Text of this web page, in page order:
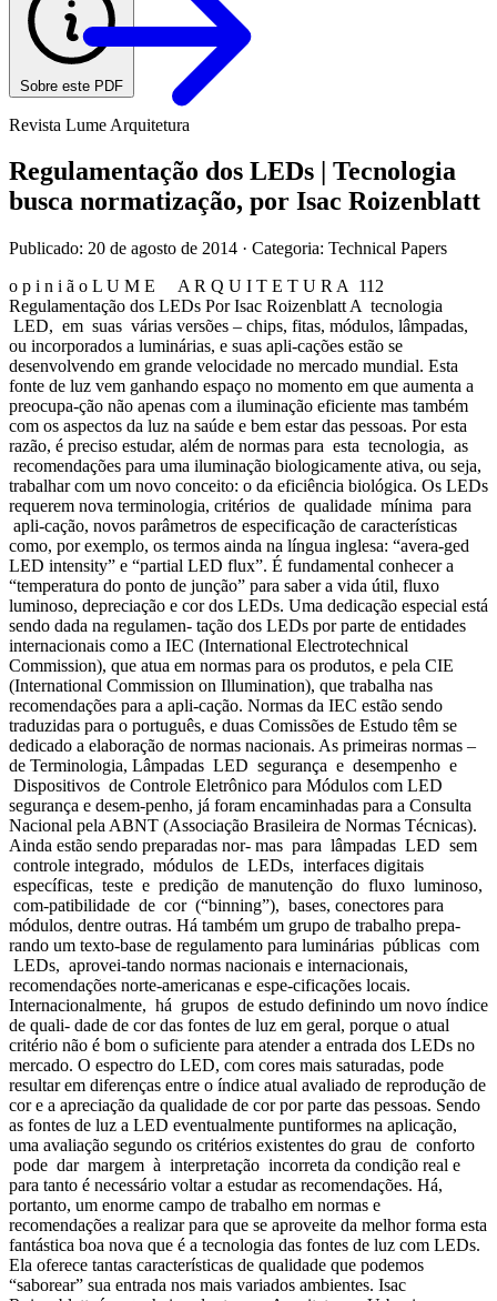
Sobre este PDF
Revista Lume Arquitetura
Regulamentação dos LEDs | Tecnologia
busca normatização, por Isac Roizenblatt
Publicado: 20 de agosto de 2014 · Categoria: Technical Papers
o p i n i ã o L U M E A R Q U I T E T U R A 112
Regulamentação dos LEDs Por Isac Roizenblatt A tecnologia
LED, em suas várias versões – chips, fitas, módulos, lâmpadas,
ou incorporados a luminárias, e suas apli-cações estão se
desenvolvendo em grande velocidade no mercado mundial. Esta
fonte de luz vem ganhando espaço no momento em que aumenta a
preocupa-ção não apenas com a iluminação eficiente mas também
com os aspectos da luz na saúde e bem estar das pessoas. Por esta
razão, é preciso estudar, além de normas para esta tecnologia, as
recomendações para uma iluminação biologicamente ativa, ou seja,
trabalhar com um novo conceito: o da eficiência biológica. Os LEDs
requerem nova terminologia, critérios de qualidade mínima para
apli-cação, novos parâmetros de especificação de características
como, por exemplo, os termos ainda na língua inglesa: “avera-ged
LED intensity” e “partial LED flux”. É fundamental conhecer a
“temperatura do ponto de junção” para saber a vida útil, fluxo
luminoso, depreciação e cor dos LEDs. Uma dedicação especial está
sendo dada na regulamen- tação dos LEDs por parte de entidades
internacionais como a IEC (International Electrotechnical
Commission), que atua em normas para os produtos, e pela CIE
(International Commission on Illumination), que trabalha nas
recomendações para a apli-cação. Normas da IEC estão sendo
traduzidas para o português, e duas Comissões de Estudo têm se
dedicado a elaboração de normas nacionais. As primeiras normas –
de Terminologia, Lâmpadas LED segurança e desempenho e
Dispositivos de Controle Eletrônico para Módulos com LED
segurança e desem-penho, já foram encaminhadas para a Consulta
Nacional pela ABNT (Associação Brasileira de Normas Técnicas).
Ainda estão sendo preparadas nor- mas para lâmpadas LED sem
controle integrado, módulos de LEDs, interfaces digitais
específicas, teste e predição de manutenção do fluxo luminoso,
com-patibilidade de cor (“binning”), bases, conectores para
módulos, dentre outras. Há também um grupo de trabalho prepa-
rando um texto-base de regulamento para luminárias públicas com
LEDs, aprovei-tando normas nacionais e internacionais,
recomendações norte-americanas e espe-cificações locais.
Internacionalmente, há grupos de estudo definindo um novo índice
de quali- dade de cor das fontes de luz em geral, porque o atual
critério não é bom o suficiente para atender a entrada dos LEDs no
mercado. O espectro do LED, com cores mais saturadas, pode
resultar em diferenças entre o índice atual avaliado de reprodução de
cor e a apreciação da qualidade de cor por parte das pessoas. Sendo
as fontes de luz a LED eventualmente puntiformes na aplicação,
uma avaliação segundo os critérios existentes do grau de conforto
pode dar margem à interpretação incorreta da condição real e
para tanto é necessário voltar a estudar as recomendações. Há,
portanto, um enorme campo de trabalho em normas e
recomendações a realizar para que se aproveite da melhor forma esta
fantástica boa nova que é a tecnologia das fontes de luz com LEDs.
Ela oferece tantas características de qualidade que podemos
“saborear” sua entrada nos mais variados ambientes. Isac